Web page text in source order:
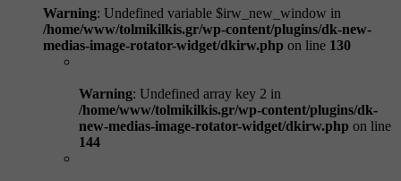
Warning: Undefined variable $irw_new_window in
/home/www/tolmikilkis.gr/wp-content/plugins/dk-new-
medias-image-rotator-widget/dkirw.php on line 130
Warning: Undefined array key 2 in
/home/www/tolmikilkis.gr/wp-content/plugins/dk-
new-medias-image-rotator-widget/dkirw.php on line
144